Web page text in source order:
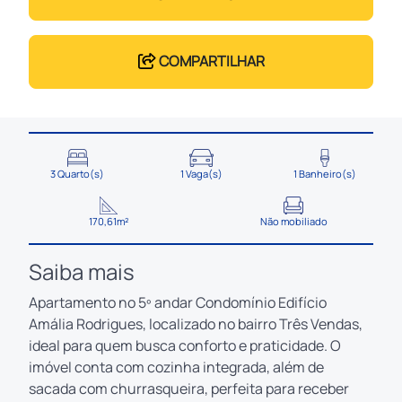
COMPARTILHAR
3 Quarto(s) 1 Vaga(s) 1 Banheiro(s)
170,61m² Não mobiliado
Saiba mais
Apartamento no 5º andar Condomínio Edifício
Amália Rodrigues, localizado no bairro Três Vendas,
ideal para quem busca conforto e praticidade. O
imóvel conta com cozinha integrada, além de
sacada com churrasqueira, perfeita para receber